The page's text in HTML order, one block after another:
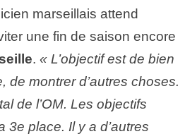
marseillais attend
une fin de saison encore
. « L’objectif est de bien
de montrer d’autres choses.
de l’OM. Les objectifs
place. Il y a d’autres